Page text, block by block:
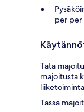
per per
Tätä
majoitusta
Tässä